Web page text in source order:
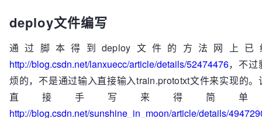
deploy文件编写
通过脚本得到deploy文件的方法网上
http://blog.csdn.net/lanxuecc/article/details/52474476，不过
烦的，不是通过输入直接输入train.prototxt文件来实现的
直接手写来得简单
http://blog.csdn.net/sunshine_in_moon/article/details/